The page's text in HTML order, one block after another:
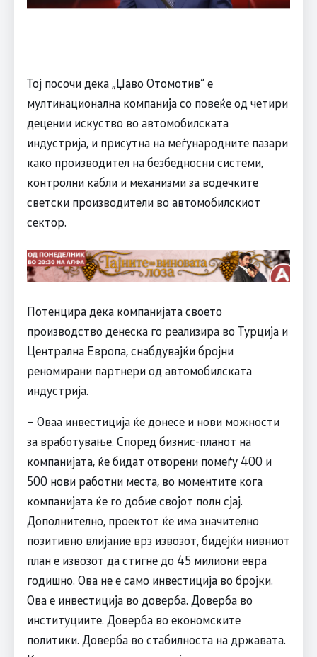
Toj посочи дека „Џаво Отомотив“ е
мултинационална компанија со повеќе од четири
децении искуство во автомобилската
индустрија, и присутна на меѓународните пазари
како производител на безбедносни системи,
контролни кабли и механизми за водечките
светски производители во автомобилскиот
сектор.
Потенцира дека компанијата своето
производство денеска го реализира во Турција и
Централна Европа, снабдувајќи бројни
реномирани партнери од автомобилската
индустрија.
– Оваа инвестиција ќе донесе и нови можности
за вработување. Според бизнис-планот на
компанијата, ќе бидат отворени помеѓу 400 и
500 нови работни места, во моментите кога
компанијата ќе го добие својот полн сјај.
Дополнително, проектот ќе има значително
позитивно влијание врз извозот, бидејќи нивниот
план е извозот да стигне до 45 милиони евра
годишно. Ова не е само инвестиција во бројки.
Ова е инвестиција во доверба. Доверба во
институциите. Доверба во економските
политики. Доверба во стабилноста на државата.